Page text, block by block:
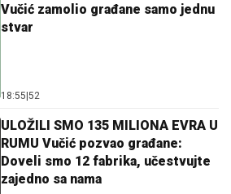
Vučić zamolio građane samo jednu
stvar
18:55 52
ULOŽILI SMO 135 MILIONA EVRA U
RUMU Vučić pozvao građane:
Doveli smo 12 fabrika, učestvujte
zajedno sa nama